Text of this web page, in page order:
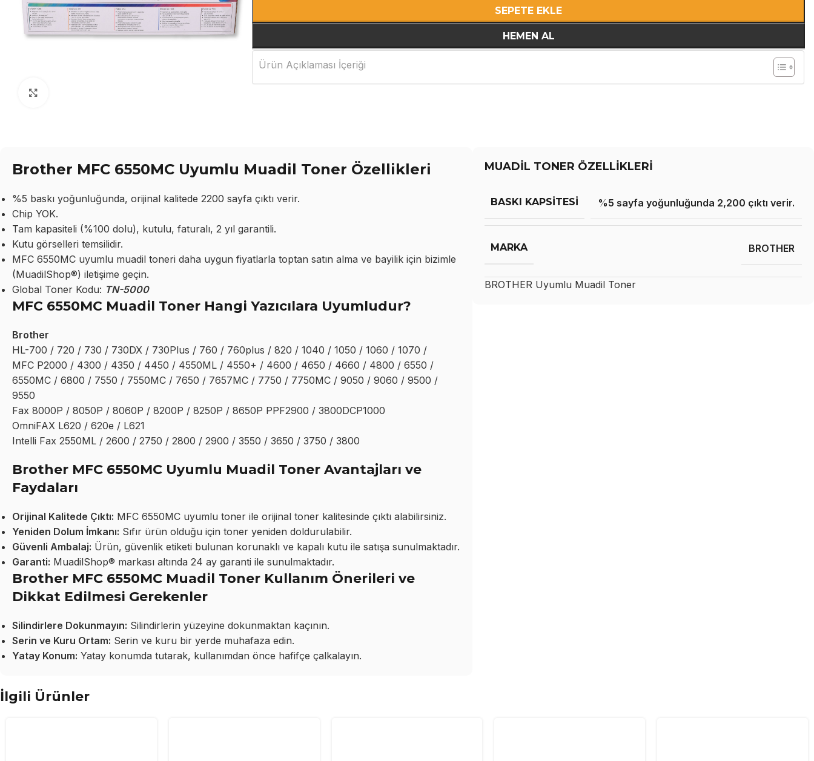
SEPETE EKLE
HEMEN AL
Ürün Açıklaması İçeriği
Brother MFC 6550MC Uyumlu Muadil Toner Özellikleri
%5 baskı yoğunluğunda, orijinal kalitede 2200 sayfa çıktı verir.
Chip YOK.
Tam kapasiteli (%100 dolu), kutulu, faturalı, 2 yıl garantili.
Kutu görselleri temsilidir.
MFC 6550MC uyumlu muadil toneri daha uygun fiyatlarla toptan satın alma ve bayilik için bizimle
(MuadilShop®) iletişime geçin.
Global Toner Kodu: TN-5000
MFC 6550MC Muadil Toner Hangi Yazıcılara Uyumludur?
Brother
HL-700 / 720 / 730 / 730DX / 730Plus / 760 / 760plus / 820 / 1040 / 1050 / 1060 / 1070 /
MFC P2000 / 4300 / 4350 / 4450 / 4550ML / 4550+ / 4600 / 4650 / 4660 / 4800 / 6550 /
6550MC / 6800 / 7550 / 7550MC / 7650 / 7657MC / 7750 / 7750MC / 9050 / 9060 / 9500 /
9550
Fax 8000P / 8050P / 8060P / 8200P / 8250P / 8650P PPF2900 / 3800DCP1000
OmniFAX L620 / 620e / L621
Intelli Fax 2550ML / 2600 / 2750 / 2800 / 2900 / 3550 / 3650 / 3750 / 3800
Brother MFC 6550MC Uyumlu Muadil Toner Avantajları ve
Faydaları
Orijinal Kalitede Çıktı: MFC 6550MC uyumlu toner ile orijinal toner kalitesinde çıktı alabilirsiniz.
Yeniden Dolum İmkanı: Sıfır ürün olduğu için toner yeniden doldurulabilir.
Güvenli Ambalaj: Ürün, güvenlik etiketi bulunan korunaklı ve kapalı kutu ile satışa sunulmaktadır.
Garanti: MuadilShop® markası altında 24 ay garanti ile sunulmaktadır.
Brother MFC 6550MC Muadil Toner Kullanım Önerileri ve
Dikkat Edilmesi Gerekenler
Silindirlere Dokunmayın: Silindirlerin yüzeyine dokunmaktan kaçının.
Serin ve Kuru Ortam: Serin ve kuru bir yerde muhafaza edin.
Yatay Konum: Yatay konumda tutarak, kullanımdan önce hafifçe çalkalayın.
MUADİL TONER ÖZELLİKLERİ
BASKI KAPSITESI %5 sayfa yoğunluğunda 2,200 çıktı verir.
MARKA BROTHER
BROTHERUyumlu Muadil Toner
İlgili Ürünler